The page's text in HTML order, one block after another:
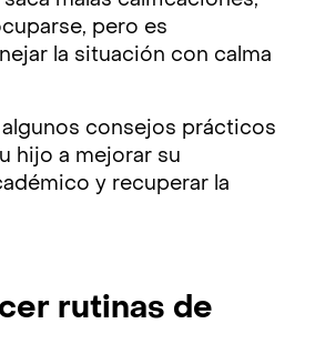
pero es
la situación con calma
consejos prácticos
hijo a mejorar su
y recuperar la
rutinas de